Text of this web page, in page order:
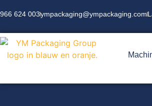
966 624 003ympackaging@ympackaging.com